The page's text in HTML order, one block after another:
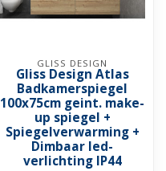
GLISS DESIGN
Gliss Design Atlas
Badkamerspiegel
100x75cm geint. make-
up spiegel +
Spiegelverwarming +
Dimbaar led-
verlichting IP44